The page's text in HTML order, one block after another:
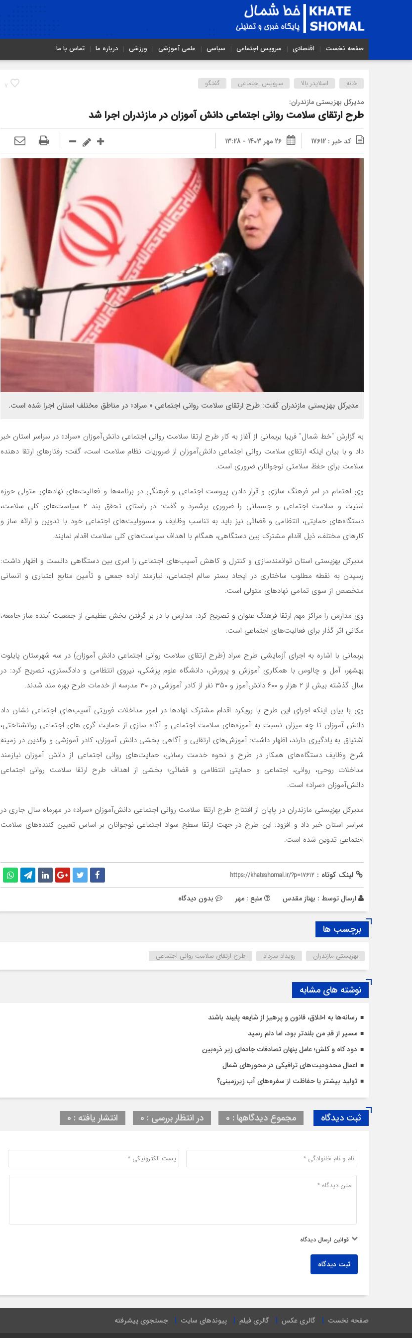
صفحه نخست اقتصادی سرویس اجتماعی سیاسی علمی آموزشی ورزشی درباره ما تماس با ما
7 خانه اسلایدر بالا سرویس اجتماعی گفتگو
مدیرکل بهزیستی مازندران:
طرح ارتقای سلامت روانی اجتماعی دانش آموزان در مازندران اجرا شد
کد خبر : 17612 26 مهر 1403 - 13:28
مدیرکل بهزیستی مازندران گفت: طرح ارتقای سلامت روانی اجتماعی « سراد» در مناطق مختلف استان اجرا شده است.
به گزارش “خط شمال” فریبا بریمانی از آغاز به کار طرح ارتقا سلامت روانی اجتماعی دانش‌آموزان «سراد» در سراسر استان خبر
داد و با بیان اینکه ارتقای سلامت روانی اجتماعی دانش‌آموزان از ضروریات نظام سلامت است، گفت؛ رفتارهای ارتقا دهنده
سلامت برای حفظ سلامتی نوجوانان ضروری است.
وی اهتمام در امر فرهنگ سازی و قرار دادن پیوست اجتماعی و فرهنگی در برنامه‌ها و فعالیت‌های نهادهای متولی حوزه
امنیت و سلامت اجتماعی و جسمانی را ضروری برشمرد و گفت: در راستای تحقق بند ۲ سیاست‌های کلی سلامت،
دستگاه‌های حمایتی، انتظامی و قضائی نیز باید به تناسب وظایف و مسوولیت‌های اجتماعی خود با تدوین و ارائه ساز و
کارهای مختلف، ذیل اقدام مشترک بین دستگاهی، همگام با اهداف سیاست‌های کلی سلامت اقدام نمایند.
مدیرکل بهزیستی استان توانمندسازی و کنترل و کاهش آسیب‌های اجتماعی را امری بین دستگاهی دانست و اظهار داشت:
رسیدن به نقطه مطلوب ساختاری در ایجاد بستر سالم اجتماعی، نیازمند اراده جمعی و تأمین منابع اعتباری و انسانی
متخصص از سوی تمامی نهادهای متولی است.
وی مدارس را مراکز مهم ارتقا فرهنگ عنوان و تصریح کرد: مدارس با در بر گرفتن بخش عظیمی از جمعیت آینده ساز جامعه،
مکانی اثر گذار برای فعالیت‌های اجتماعی است.
بریمانی با اشاره به اجرای آزمایشی طرح سراد (طرح ارتقای سلامت روانی اجتماعی دانش آموزان) در سه شهرستان پایلوت
بهشهر، آمل و چالوس با همکاری آموزش و پرورش، دانشگاه علوم پزشکی، نیروی انتظامی و دادگستری، تصریح کرد: در
سال گذشته بیش از ۲ هزار و ۶۰۰ دانش‌آموز و ۳۵۰ نفر از کادر آموزشی در ۳۰ مدرسه از خدمات طرح بهره مند شدند.
وی با بیان اینکه اجرای این طرح با رویکرد اقدام مشترک نهادها در امور مداخلات فوریتی آسیب‌های اجتماعی نشان داد
دانش آموزان تا چه میزان نسبت به آموزه‌های سلامت اجتماعی و آگاه سازی از حمایت گری های اجتماعی روانشناختی،
اشتیاق به یادگیری دارند، اظهار داشت: آموزش‌های ارتقایی و آگاهی بخشی دانش آموزان، کادر آموزشی و والدین در زمینه
شرح وظایف دستگاه‌های همکار در طرح و نحوه خدمت رسانی، حمایت‌های روانی اجتماعی از دانش آموزان نیازمند
مداخلات روحی، روانی، اجتماعی و حمایتی انتظامی و قضائی؛ بخشی از اهداف طرح ارتقا سلامت روانی اجتماعی
دانش‌آموزان «سراد» است.
مدیرکل بهزیستی مازندران در پایان از افتتاح طرح ارتقا سلامت روانی اجتماعی دانش‌آموزان «سراد» در مهرماه سال جاری در
سراسر استان خبر داد و افزود: این طرح در جهت ارتقا سطح سواد اجتماعی نوجوانان بر اساس تعیین کننده‌های سلامت
اجتماعی تدوین شده است.
لینک کوتاه : https://khateshomal.ir/?p=17612
ارسال توسط : بهناز مقدس منبع : مهر بدون دیدگاه
برچسب ها
بهزیستی مازندران رویداد سرداد طرح ارتقای سلامت روانی اجتماعی
نوشته های مشابه
رسانه‌ها به اخلاق، قانون و پرهیز از شایعه پایبند باشند
مسیر از قدِ من بلندتر بود، اما دلم رسید
دود کاه و کلش؛ عامل پنهان تصادفات جاده‌ای زیر ذره‌بین
اعمال محدودیت‌‌های ترافیکی در محورهای شمال
تولید بیشتر یا حفاظت از سفره‌های آب زیرزمینی؟
ثبت دیدگاه مجموع دیدگاهها : 0 در انتظار بررسی : 0 انتشار یافته : 0
قوانین ارسال دیدگاه
ثبت دیدگاه
صفحه نخست گالری عکس گالری فیلم پیوندهای سایت جستجوی پیشرفته